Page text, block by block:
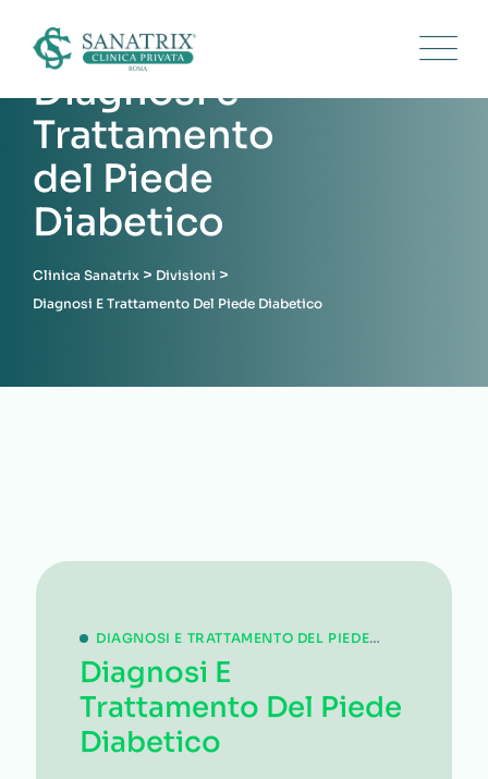
content
Diagnosi e
Trattamento
del Piede
Diabetico
Clinica Sanatrix > Divisioni >
Diagnosi E Trattamento Del Piede Diabetico
DIAGNOSI E TRATTAMENTO DEL PIEDE
DIABETICO
Diagnosi E
Trattamento Del Piede
Diabetico